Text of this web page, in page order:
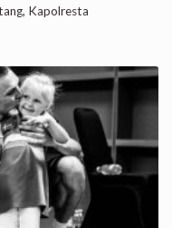
Kapolresta